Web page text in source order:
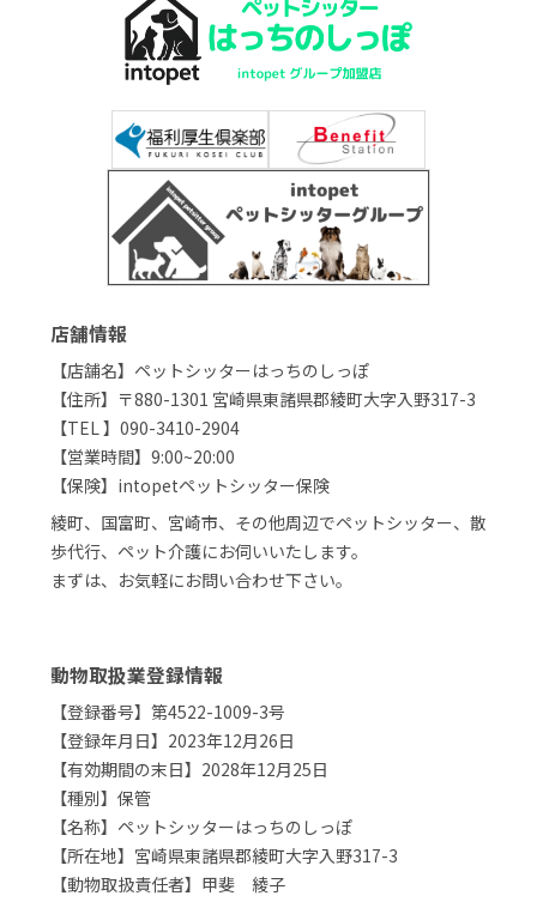
店舗情報
【店舗名】ペットシッターはっちのしっぽ
【住所】〒880-1301 宮崎県東諸県郡綾町大字入野317-3
【TEL 】090-3410-2904
【営業時間】9:00~20:00
【保険】intopetペットシッター保険
綾町、国富町、宮崎市、その他周辺でペットシッター、散
歩代行、ペット介護にお伺いいたします。
まずは、お気軽にお問い合わせ下さい。
動物取扱業登録情報
【登録番号】第4522-1009-3号
【登録年月日】2023年12月26日
【有効期間の末日】2028年12月25日
【種別】保管
【名称】ペットシッターはっちのしっぽ
【所在地】宮崎県東諸県郡綾町大字入野317-3
【動物取扱責任者】甲斐 綾子